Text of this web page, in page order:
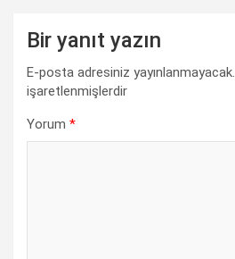
Bir yanıt yazın
E-posta adresiniz yayınlanmayacak.
işaretlenmişlerdir
Yorum *